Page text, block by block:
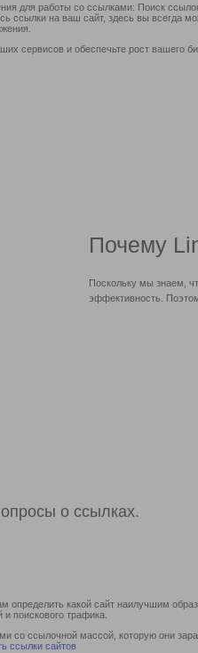
для работы со ссылками: Поиск
ссылки на ваш сайт, здесь вы всегда
сервисов и обеспечьте рост вашего
Почему
Поскольку мы знаем,
эффективность.
о ссылках.
какой сайт наилучшим
и поискового трафика.
со ссылочной массой, которую они
ссылки сайтов